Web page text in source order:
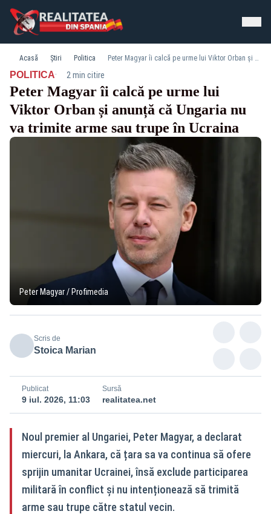
Acasă Știri Politica Peter Magyar îi calcă pe urme lui Viktor Orban și anunță că Ungaria nu va trimite arme sau trupe în Ucraina
POLITICA· 2 min citire
Peter Magyar îi calcă pe urme lui
Viktor Orban și anunță că Ungaria nu
va trimite arme sau trupe în Ucraina
Peter Magyar / Profimedia
Scris de
Stoica Marian
Publicat
9 iul. 2026, 11:03
Sursă
realitatea.net
Noul premier al Ungariei, Peter Magyar, a declarat
miercuri, la Ankara, că țara sa va continua să ofere
sprijin umanitar Ucrainei, însă exclude participarea
militară în conflict și nu intenționează să trimită
arme sau trupe către statul vecin.